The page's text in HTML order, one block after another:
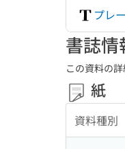
プレ
書誌情
この資料の
紙
資料種別